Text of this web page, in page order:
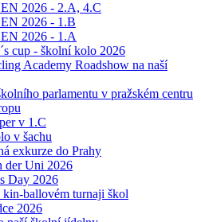
2026 - 2.A, 4.C
2026 - 1.B
2026 - 1.A
cup - školní kolo 2026
Academy Roadshow na naší
parlamentu v pražském centru
v 1.C
v šachu
exkurze do Prahy
der Uni 2026
Day 2026
ballovém turnaji škol
2026